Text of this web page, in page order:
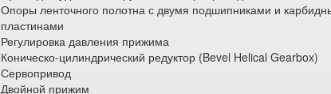
Опоры ленточного полотна с двумя подшипниками и
пластинами
Регулировка давления прижима
Коническо-цилиндрический редуктор (Bevel Helical Gearbox)
Сервопривод
Двойной прижим